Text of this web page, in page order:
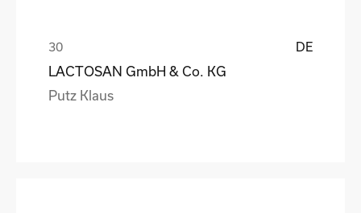
DE
LACTOSAN GmbH & Co. KG
Putz Klaus